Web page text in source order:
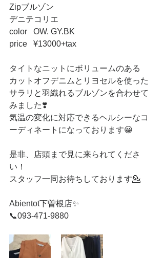
Zipブルゾン
デニテコリエ
color   OW. GY.BK
price   ¥13000+tax
タイトなニットにボリュームのある
カットオフデニムとリヨセルを使った
サラリと羽織れるブルゾンを合わせて
みました❣️
気温の変化に対応できるヘルシーなコ
ーディネートになっております😀
是非、店頭まで見に来られてくださ
い！
スタッフ一同お待ちしております💁
Abientot下曽根店✨
📞093-471-9880